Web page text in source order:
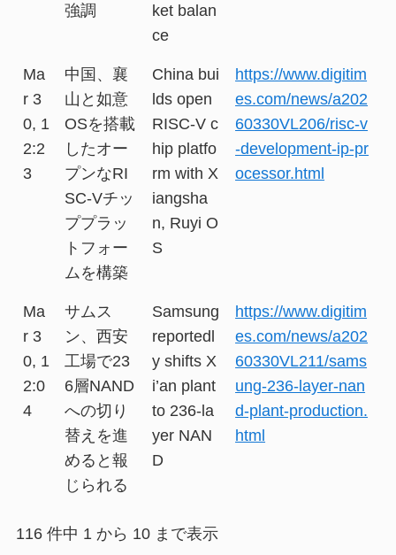
強調
ket balan
ce
Ma
r 3
0, 1
2:2
3
中国、襄
山と如意
OSを搭載
したオー
プンなRI
SC-Vチッ
ププラッ
トフォー
ムを構築
China bui
lds open
RISC-V c
hip platfo
rm with X
iangsha
n, Ruyi O
S
https://www.digitim
es.com/news/a202
60330VL206/risc-v
-development-ip-pr
ocessor.html
Ma
r 3
0, 1
2:0
4
サムス
ン、西安
工場で23
6層NAND
への切り
替えを進
めると報
じられる
Samsung
reportedl
y shifts X
i’an plant
to 236-la
yer NAN
D
https://www.digitim
es.com/news/a202
60330VL211/sams
ung-236-layer-nan
d-plant-production.
html
116 件中 1 から 10 まで表示